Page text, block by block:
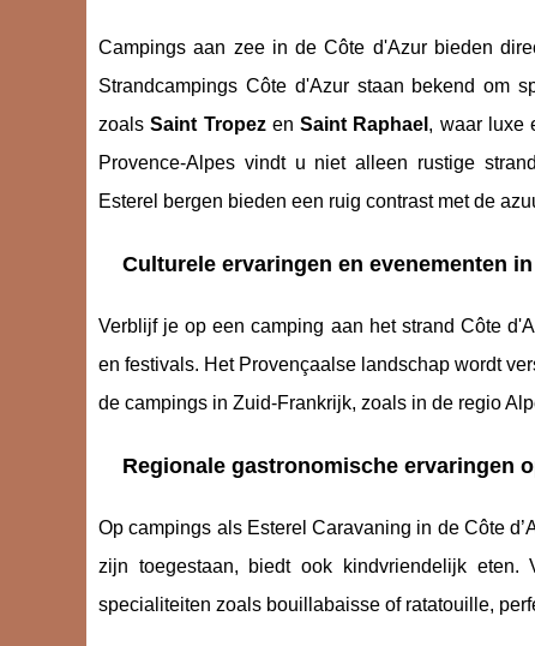
Campings aan zee in de Côte d'Azur bieden
Strandcampings Côte d'Azur staan bekend om
zoalsSaint TropezenSaint Raphael , waar luxe
Provence-Alpes vindt u niet alleen rustige
Esterel bergen bieden een ruig contrast met de
Culturele ervaringen en evenementen
Verblijf je op een camping aan het strand Côte
en festivals. Het Provençaalse landschap wordt
de campings in Zuid-Frankrijk, zoals in de regio
Regionale gastronomische ervaringen
Op campings als Esterel Caravaning in de Côte
zijn toegestaan, biedt ook kindvriendelijk
specialiteiten zoals bouillabaisse of ratatouille,